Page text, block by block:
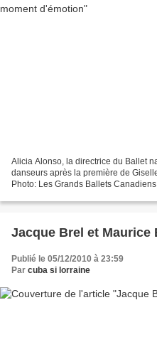
Alicia Alonso, la directrice du Ballet
danseurs après la première de
Photo: Les Grands Ballets
Jacque Brel et Maurice
Publié le 05/12/2010 à 23:59
Par cuba si lorraine